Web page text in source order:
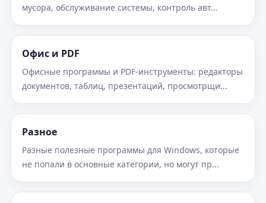
мусора, обслуживание системы, контроль авт...
Офис и PDF
Офисные программы и PDF-инструменты: редакторы
документов, таблиц, презентаций, просмотрщи...
Разное
Разные полезные программы для Windows, которые
не попали в основные категории, но могут пр...